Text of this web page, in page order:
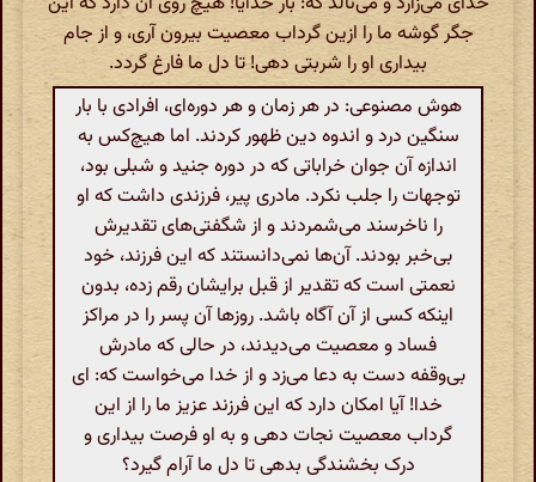
جگر گوشه ما را ازین گرداب معصیت بیرون آری، و از جام
بیداری او را شربتی دهی! تا دل ما فارغ گردد.
هوش مصنوعی: در هر زمان و هر دوره‌ای، افرادی با بار
سنگین درد و اندوه دین ظهور کردند. اما هیچ‌کس به
اندازه آن جوان خراباتی که در دوره جنید و شبلی بود،
توجهات را جلب نکرد. مادری پیر، فرزندی داشت که او
را ناخرسند می‌شمردند و از شگفتی‌های تقدیرش
بی‌خبر بودند. آن‌ها نمی‌دانستند که این فرزند، خود
نعمتی است که تقدیر از قبل برایشان رقم زده، بدون
اینکه کسی از آن آگاه باشد. روزها آن پسر را در مراکز
فساد و معصیت می‌دیدند، در حالی که مادرش
بی‌وقفه دست به دعا می‌زد و از خدا می‌خواست که: ای
خدا! آیا امکان دارد که این فرزند عزیز ما را از این
گرداب معصیت نجات دهی و به او فرصت بیداری و
درک بخشندگی بدهی تا دل ما آرام گیرد؟